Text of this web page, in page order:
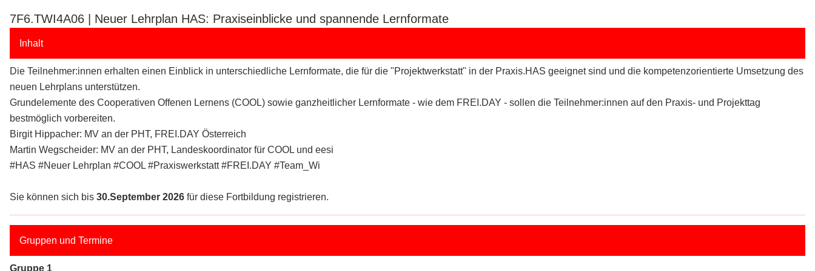
7F6.TWI4A06 | Neuer Lehrplan HAS: Praxiseinblicke und spannende Lernformate
Inhalt
Die Teilnehmer:innen erhalten einen Einblick in unterschiedliche Lernformate, die für die "Projektwerkstatt" in der Praxis.HAS geeignet sind und die kompetenzorientierte Umsetzung des
neuen Lehrplans unterstützen.
Grundelemente des Cooperativen Offenen Lernens (COOL) sowie ganzheitlicher Lernformate - wie dem FREI.DAY - sollen die Teilnehmer:innen auf den Praxis- und Projekttag
bestmöglich vorbereiten.
Birgit Hippacher: MV an der PHT, FREI.DAY Österreich
Martin Wegscheider: MV an der PHT, Landeskoordinator für COOL und eesi
#HAS #Neuer Lehrplan #COOL #Praxiswerkstatt #FREI.DAY #Team_Wi
Sie können sich bis 30.September 2026 für diese Fortbildung registrieren.
Gruppen und Termine
Gruppe 1